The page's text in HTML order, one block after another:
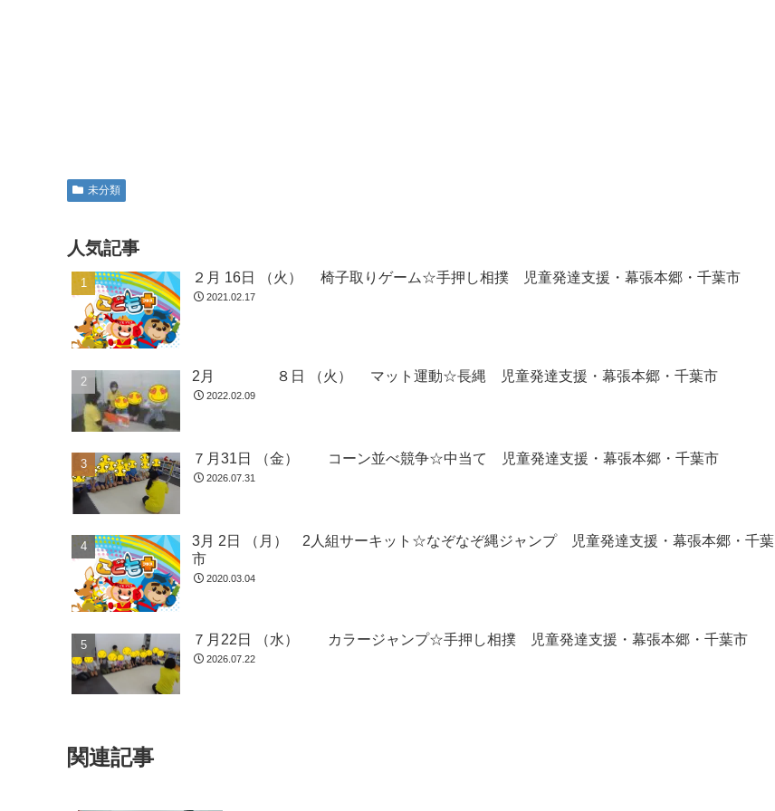
未分類
人気記事
２月 16日 （火） 椅子取りゲーム☆手押し相撲 児童発達支援・幕張本郷・千葉市
2021.02.17
2月 ８日 （火） マット運動☆長縄 児童発達支援・幕張本郷・千葉市
2022.02.09
７月31日 （金） コーン並べ競争☆中当て 児童発達支援・幕張本郷・千葉市
2026.07.31
3月 2日 （月） 2人組サーキット☆なぞなぞ縄ジャンプ 児童発達支援・幕張本郷・千葉
市
2020.03.04
７月22日 （水） カラージャンプ☆手押し相撲 児童発達支援・幕張本郷・千葉市
2026.07.22
関連記事